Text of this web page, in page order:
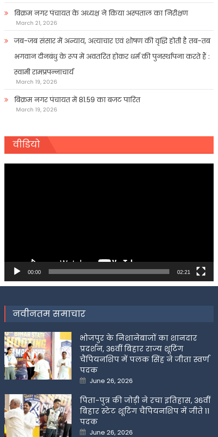
बिक्रम नगर पंचायत के अध्यक्ष ने किया अस्पताल का निरीक्षण
March 21, 2026
जब-जब संसार में अन्याय, अत्याचार एवं शोषण की वृद्धि होती है तब-तब
भगवान दीनबंधु के रूप में अवतरित होकर धर्म की पुनर्स्थापना करते हैं :
स्वामी रामप्रपन्नाचार्य
March 19, 2026
बिक्रम नगर पंचायत में 81.59 का बजट पारित
March 19, 2026
वीडियो
00:00 02:21
नवीनतम समाचार
भोजपुर के निशानेबाजों का शानदार
प्रदर्शन, 36वीं बिहार राज्य शूटिंग
चैंपियनशिप में पलक सिंह ने जीता स्वर्ण
पदक
Posted
on
June 26, 2026
पिता-पुत्र की जोड़ी ने रचा इतिहास, 36वीं
बिहार स्टेट शूटिंग चैंपियनशिप में जीते 11
पदक
Posted
June 26, 2026